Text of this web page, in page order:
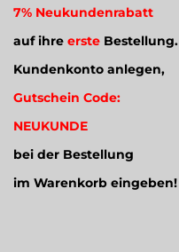
7% Neukundenrabatt
auf ihre erste Bestellung.
Kundenkonto anlegen,
Gutschein Code:
NEUKUNDE
bei der Bestellung
im Warenkorb eingeben!